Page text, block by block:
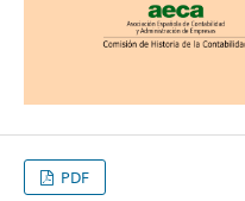
PDF